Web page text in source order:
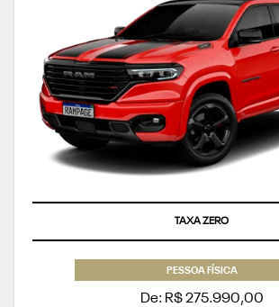
TAXA ZERO
PESSOA FÍSICA
De: R$ 275.990,00